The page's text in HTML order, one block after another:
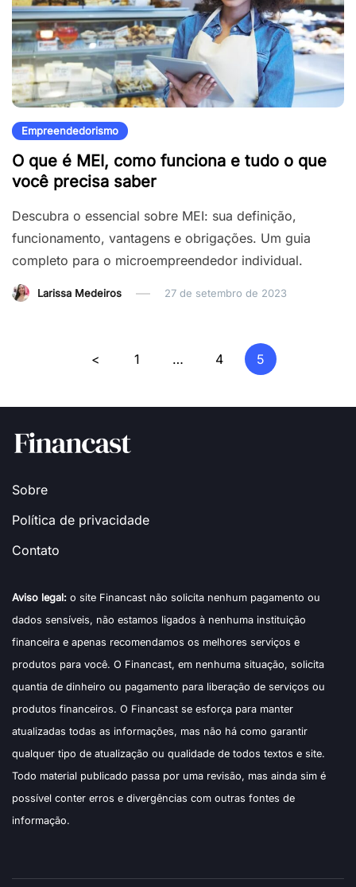
Empreendedorismo
O que é MEI, como funciona e tudo o que
você precisa saber
Descubra o essencial sobre MEI: sua definição,
funcionamento, vantagens e obrigações. Um guia
completo para o microempreendedor individual.
Larissa Medeiros 27 de setembro de 2023
Navegação
posts
< 1 … 4 5
Sobre
Política de privacidade
Contato
Aviso legal: o site Financast não solicita nenhum pagamento ou
dados sensíveis, não estamos ligados à nenhuma instituição
financeira e apenas recomendamos os melhores serviços e
produtos para você. O Financast, em nenhuma situação, solicita
quantia de dinheiro ou pagamento para liberação de serviços ou
produtos financeiros. O Financast se esforça para manter
atualizadas todas as informações, mas não há como garantir
qualquer tipo de atualização ou qualidade de todos textos e site.
Todo material publicado passa por uma revisão, mas ainda sim é
possível conter erros e divergências com outras fontes de
informação.